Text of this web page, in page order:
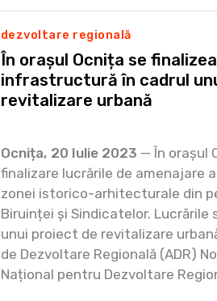
dezvoltare regională
În orașul Ocnița se
infrastructură în cadrul
revitalizare urbană
Ocnița, 20 Iulie 2023 — În orașul
finalizare lucrările de amenajare
zonei istorico-arhitecturale din
Biruinței și Sindicatelor.
unui proiect de revitalizare
de Dezvoltare Regională (ADR)
Național pentru Dezvoltare